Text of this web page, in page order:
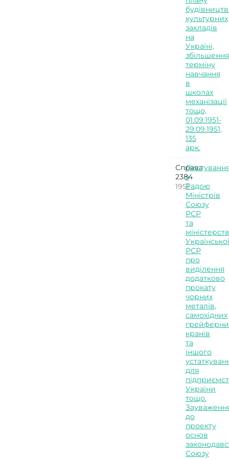
культурних
закладів
на
Україні,
збільшення
терміну
навчання
в
школах
механізації
тощо,
01.09.1951-
29.09.1951,
135
арк.
Справа
2384
1951
з
Радою
Міністрів
Союзу
РСР
та
Української
РСР
про
виділення
додатково
прокату
чорних
металів,
самохідних
кранів
та
іншого
для
України
тощо.
до
проекту
основ
Союзу